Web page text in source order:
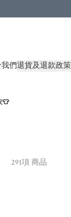
們退貨及退款政策
👕
291項 商品